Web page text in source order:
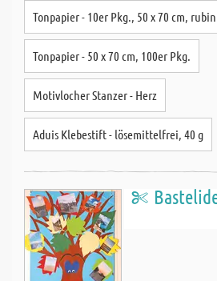
Tonpapier - 10er Pkg., 50 x 70 cm,
Tonpapier - 50 x 70 cm, 100er Pkg.
Motivlocher Stanzer - Herz
Aduis Klebestift - lösemittelfrei, 40 g